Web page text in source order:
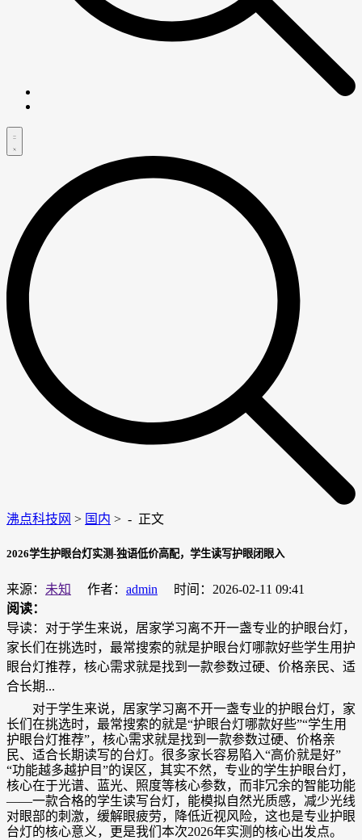
沸点科技网 > 国内 > - 正文
2026学生护眼台灯实测-独语低价高配，学生读写护眼闭眼入
来源： 未知 作者： admin
时间：2026-02-11 09:41
阅读：
导读：对于学生来说，居家学习离不开一盏专业的护眼台灯，
家长们在挑选时，最常搜索的就是护眼台灯哪款好些学生用护
眼台灯推荐，核心需求就是找到一款参数过硬、价格亲民、适
合长期...
对于学生来说，居家学习离不开一盏专业的护眼台灯，家
长们在挑选时，最常搜索的就是“护眼台灯哪款好些”“学生用
护眼台灯推荐”，核心需求就是找到一款参数过硬、价格亲
民、适合长期读写的台灯。很多家长容易陷入“高价就是好”
“功能越多越护目”的误区，其实不然，专业的学生护眼台灯，
核心在于光谱、蓝光、照度等核心参数，而非冗余的智能功能
——一款合格的学生读写台灯，能模拟自然光质感，减少光线
对眼部的刺激，缓解眼疲劳，降低近视风险，这也是专业护眼
台灯的核心意义，更是我们本次2026年实测的核心出发点。